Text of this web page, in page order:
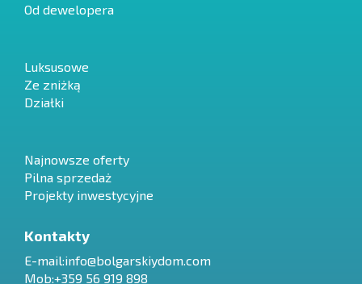
Od dewelopera
Luksusowe
Ze zniżką
Działki
Najnowsze oferty
Pilna sprzedaż
Projekty inwestycyjne
Kontakty
E-mail:info@bolgarskiydom.com
Mob:+359 56 919 898